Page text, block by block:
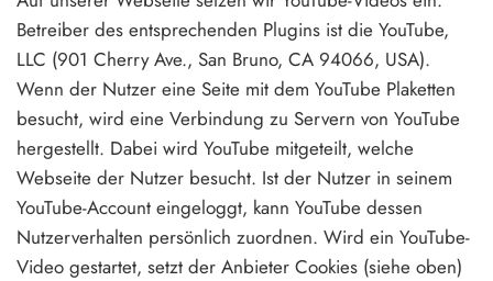
Betreiber des entsprechenden Plugins ist die YouTube,
LLC (901 Cherry Ave., San Bruno, CA 94066, USA).
Wenn der Nutzer eine Seite mit dem YouTube Plaketten
besucht, wird eine Verbindung zu Servern von YouTube
hergestellt. Dabei wird YouTube mitgeteilt, welche
Webseite der Nutzer besucht. Ist der Nutzer in seinem
YouTube-Account eingeloggt, kann YouTube dessen
Nutzerverhalten persönlich zuordnen. Wird ein YouTube-
Video gestartet, setzt der Anbieter Cookies (siehe oben)